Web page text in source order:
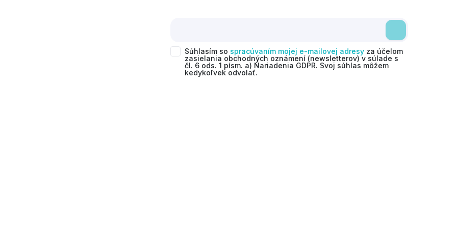
Súhlasím so spracúvaním mojej e-mailovej adresy za účelom
zasielania obchodných oznámení (newsletterov) v súlade s
čl. 6 ods. 1 písm. a) Nariadenia GDPR. Svoj súhlas môžem
kedykoľvek odvolať.